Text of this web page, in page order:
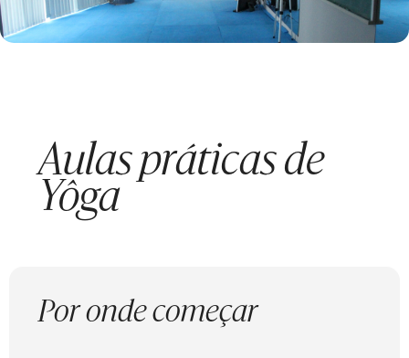
Aulas práticas de
Yôga
Por onde começar